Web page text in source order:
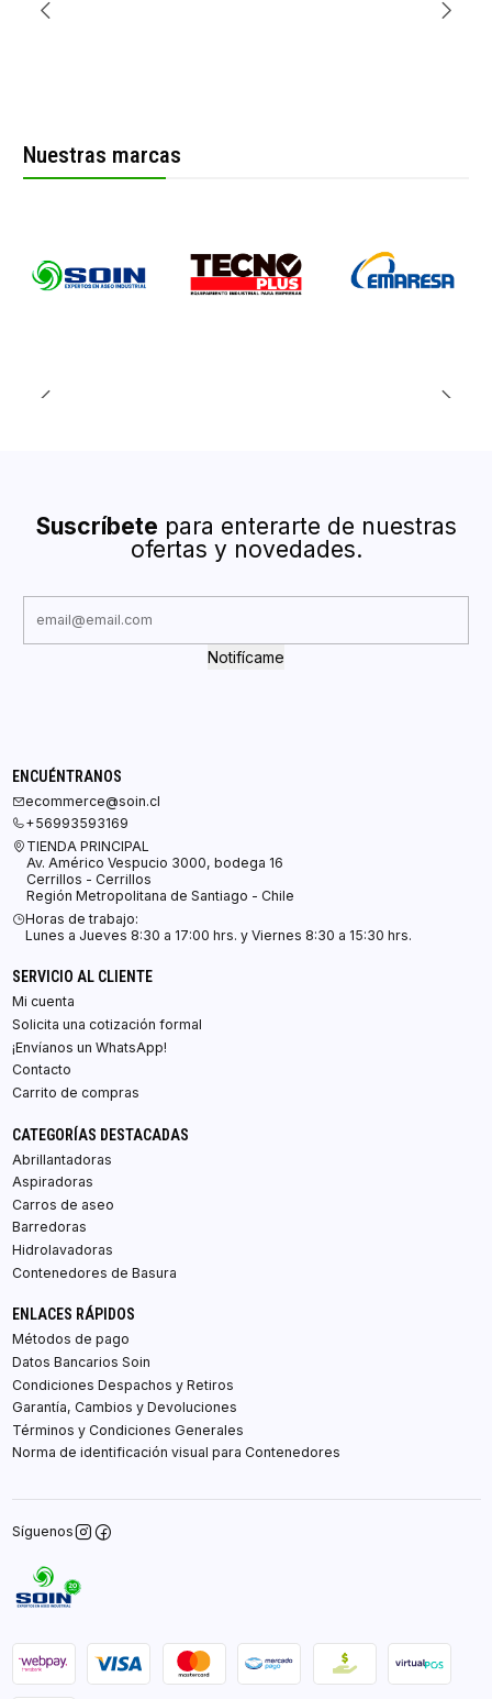
Nuestras marcas
Suscríbete para enterarte de nuestras
ofertas y novedades.
Notifícame
ENCUÉNTRANOS
ecommerce@soin.cl
+56993593169
TIENDA PRINCIPAL
Av. Américo Vespucio 3000, bodega 16
Cerrillos - Cerrillos
Región Metropolitana de Santiago - Chile
Horas de trabajo:
Lunes a Jueves 8:30 a 17:00 hrs. y Viernes 8:30 a 15:30 hrs.
SERVICIO AL CLIENTE
Mi cuenta
Solicita una cotización formal
¡Envíanos un WhatsApp!
Contacto
Carrito de compras
CATEGORÍAS DESTACADAS
Abrillantadoras
Aspiradoras
Carros de aseo
Barredoras
Hidrolavadoras
Contenedores de Basura
ENLACES RÁPIDOS
Métodos de pago
Datos Bancarios Soin
Condiciones Despachos y Retiros
Garantía, Cambios y Devoluciones
Términos y Condiciones Generales
Norma de identificación visual para Contenedores
Síguenos